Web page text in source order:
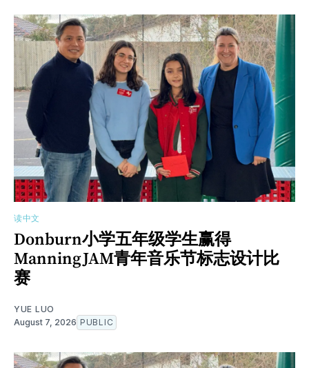
读中文
Donburn小学五年级学生赢得
ManningJAM青年音乐节标志设计比
赛
YUE LUO
August 7, 2026 PUBLIC